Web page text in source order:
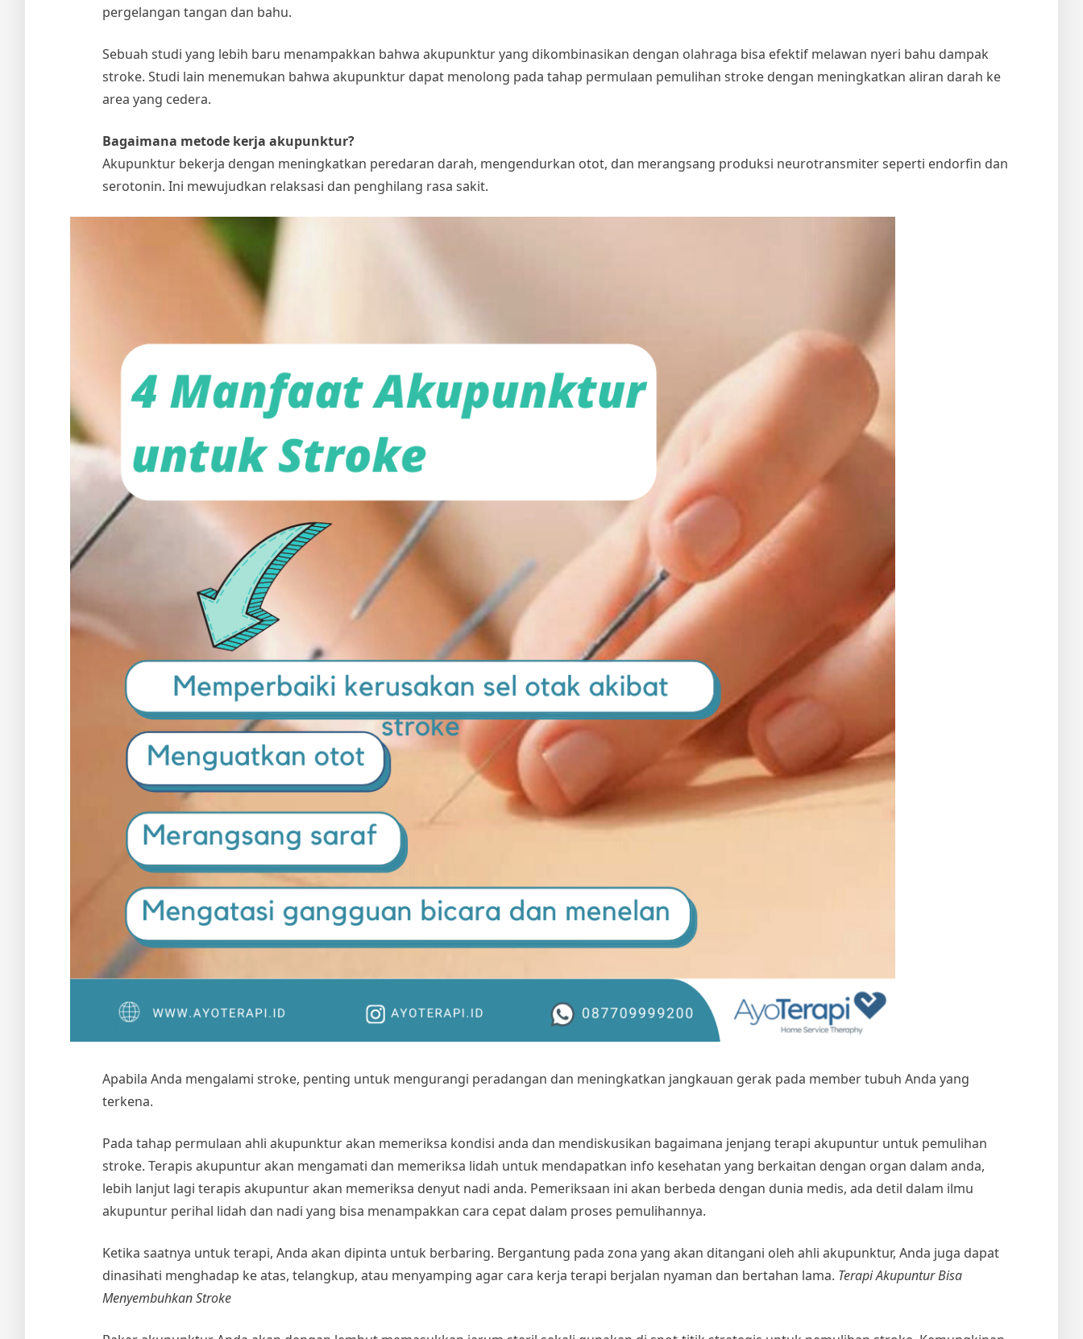
pergelangan tangan dan bahu.
Sebuah studi yang lebih baru menampakkan bahwa akupunktur yang dikombinasikan dengan olahraga bisa efektif melawan nyeri bahu dampak
stroke. Studi lain menemukan bahwa akupunktur dapat menolong pada tahap permulaan pemulihan stroke dengan meningkatkan aliran darah ke
area yang cedera.
Bagaimana metode kerja akupunktur?
Akupunktur bekerja dengan meningkatkan peredaran darah, mengendurkan otot, dan merangsang produksi neurotransmiter seperti endorfin dan
serotonin. Ini mewujudkan relaksasi dan penghilang rasa sakit.
Apabila Anda mengalami stroke, penting untuk mengurangi peradangan dan meningkatkan jangkauan gerak pada member tubuh Anda yang
terkena.
Pada tahap permulaan ahli akupunktur akan memeriksa kondisi anda dan mendiskusikan bagaimana jenjang terapi akupuntur untuk pemulihan
stroke. Terapis akupuntur akan mengamati dan memeriksa lidah untuk mendapatkan info kesehatan yang berkaitan dengan organ dalam anda,
lebih lanjut lagi terapis akupuntur akan memeriksa denyut nadi anda. Pemeriksaan ini akan berbeda dengan dunia medis, ada detil dalam ilmu
akupuntur perihal lidah dan nadi yang bisa menampakkan cara cepat dalam proses pemulihannya.
Ketika saatnya untuk terapi, Anda akan dipinta untuk berbaring. Bergantung pada zona yang akan ditangani oleh ahli akupunktur, Anda juga dapat
dinasihati menghadap ke atas, telangkup, atau menyamping agar cara kerja terapi berjalan nyaman dan bertahan lama. Terapi Akupuntur Bisa
Menyembuhkan Stroke